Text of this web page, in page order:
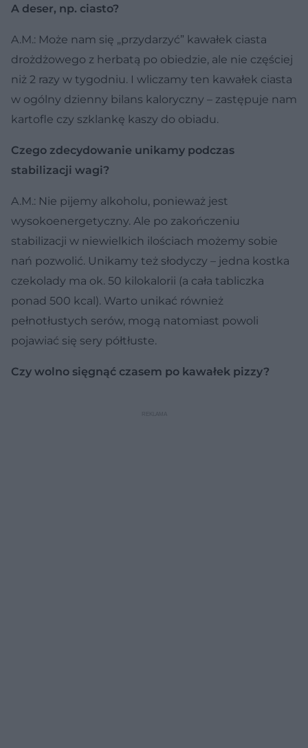
A deser, np. ciasto?
A.M.: Może nam się „przydarzyć” kawałek ciasta
drożdżowego z herbatą po obiedzie, ale nie częściej
niż 2 razy w tygodniu. I wliczamy ten kawałek ciasta
w ogólny dzienny bilans kaloryczny – zastępuje nam
kartofle czy szklankę kaszy do obiadu.
Czego zdecydowanie unikamy podczas
stabilizacji wagi?
A.M.: Nie pijemy alkoholu, ponieważ jest
wysokoenergetyczny. Ale po zakończeniu
stabilizacji w niewielkich ilościach możemy sobie
nań pozwolić. Unikamy też słodyczy – jedna kostka
czekolady ma ok. 50 kilokalorii (a cała tabliczka
ponad 500 kcal). Warto unikać również
pełnotłustych serów, mogą natomiast powoli
pojawiać się sery półtłuste.
Czy wolno sięgnąć czasem po kawałek pizzy?